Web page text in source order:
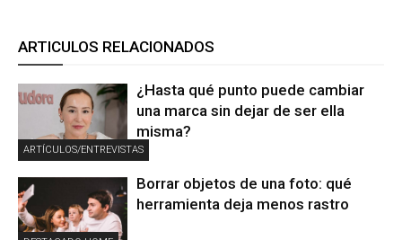
ARTICULOS RELACIONADOS
ARTÍCULOS/ENTREVISTAS
¿Hasta qué punto puede cambiar
una marca sin dejar de ser ella
misma?
Borrar objetos de una foto: qué
herramienta deja menos rastro